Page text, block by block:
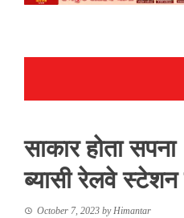
साकार होता
ब्यासी रेलवे
October 7, 2023 byHimantar